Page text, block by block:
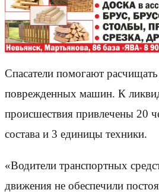
Спасатели помогают
поврежденных машин. К
происшествия привлечены 20
состава и 3 единицы техники.
«Водители транспортных
движения не обеспечили